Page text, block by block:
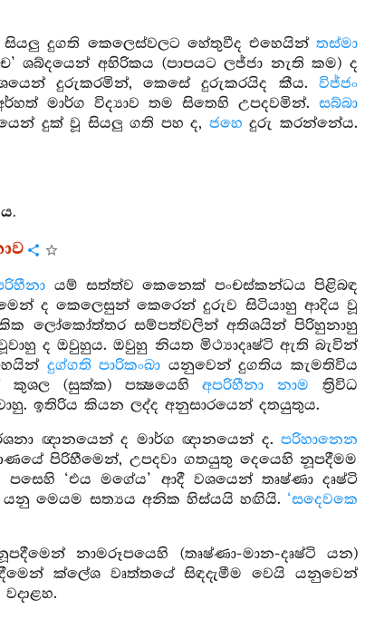
දුගති කෙලෙස්වලට හේතුවීද එහෙයින් තස්මා
ශබ්දයෙන් අහිරිකය (පාපයට ලජ්ජා නැති කම) ද
දුරුකරමින්, කෙසේ දුරුකරයිද කීය.විජ්ජං
මාර්ග විද්‍යාව තම සිතෙහි උපදවමින්. සබ්බා
දුක් වූ සියලු ගති පහ ද, ජහෙ දුරු කරන්නේය.
යම් සත්ත්ව කෙනෙක් පංචස්කන්ධය පිළිබඳ
ද කෙලෙසුන් කෙරෙන් දුරුව සිටියාහු ආදිය වූ
ලෝකෝත්තර සම්පත්වලින් අතිශයින් පිරිහුනාහු
ද ඔවුහුය. ඔවුහු නියත මිථ්‍යාදෘෂ්ටි ඇති බැවින්
දුග්ගති පාරිකංඛා යනුවෙන් දුගතිය කැමතිවිය
කුශල (සුක්ක) පක්‍ෂයෙහිඅපරිහීනා නාම ත්‍රිවිධ
ඉතිරිය කියන ලද්ද අනුසාරයෙන් දතයුතුය.
ඥානයෙන් ද මාර්ග ඥානයෙන් ද.පරිහානෙන
පිරිහීමෙන්, උපදවා ගතයුතු දෙයෙහි නූපදීමම
‘එය මගේය’ ආදී වශයෙන් තෘෂ්ණා දෘෂ්ටි
යනු මෙයම සත්‍යය අනික හිස්යයි හඟියි. ‘සදෙවකෙ
නාමරූපයෙහි (තෘෂ්ණා-මාන-දෘෂ්ටි යන)
ක්ලේශ වෘත්තයේ සිඳදැමීම වෙයි යනුවෙන්